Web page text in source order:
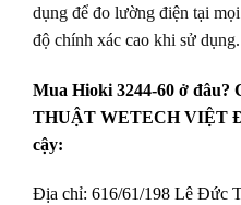
dụng để đo lường điện tại
độ chính xác cao khi sử dụng.
Mua Hioki 3244-60 ở
THUẬT WETECH VIỆT
cậy:
Địa chỉ: 616/61/198 Lê Đức